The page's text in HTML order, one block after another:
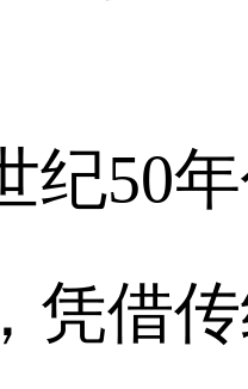
50年
凭借